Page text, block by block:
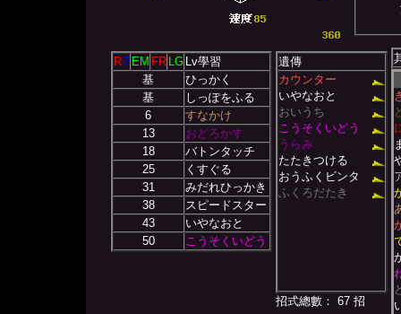
RS EM FR LG Lv學習
基
ひっかく
基
しっぽをふる
6
すなかけ
13
おどろかす
18
バトンタッチ
25
くすぐる
31
みだれひっかき
38
スピードスター
43
いやなおと
50
こうそくいどう
遺傳
カウンター
いやなおと
おいうち
こうそくいどう
うらみ
たたきつける
おうふくビンタ
ふくろだたき
招式總數： 67 招